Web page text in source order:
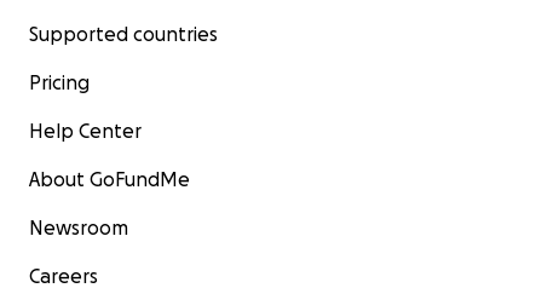
Supported countries
Pricing
Help Center
About GoFundMe
Newsroom
Careers